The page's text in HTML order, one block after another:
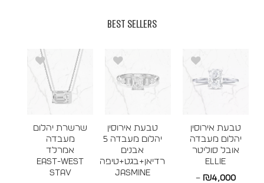
BEST SELLERS
טבעת אירוסין
יהלום מעבדה
אובל סוליטר
ELLIE
₪4,000
–
טבעת אירוסין
יהלום מעבדה 5
אבנים
רדיאן+בגט+טיפה
JASMINE
שרשרת יהלום
מעבדה
אמרלד
East-West
STAV